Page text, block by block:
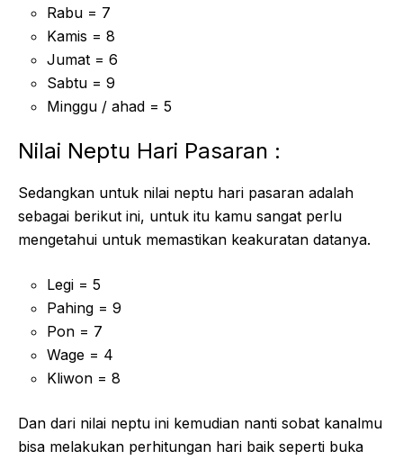
Rabu = 7
Kamis = 8
Jumat = 6
Sabtu = 9
Minggu / ahad = 5
Nilai Neptu Hari Pasaran :
Sedangkan untuk nilai neptu hari pasaran adalah
sebagai berikut ini, untuk itu kamu sangat perlu
mengetahui untuk memastikan keakuratan datanya.
Legi = 5
Pahing = 9
Pon = 7
Wage = 4
Kliwon = 8
Dan dari nilai neptu ini kemudian nanti sobat kanalmu
bisa melakukan perhitungan hari baik seperti buka